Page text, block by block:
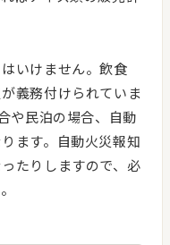
いけません。飲食
義務付けられていま
や民泊の場合、自動
ます。自動火災報知
たりしますので、必